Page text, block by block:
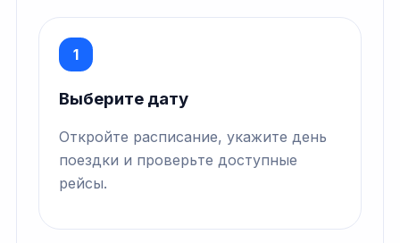
1
Выберите дату
Откройте расписание, укажите день
поездки и проверьте доступные
рейсы.